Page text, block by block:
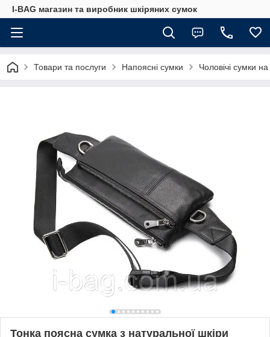
I-BAG магазин та виробник шкіряних сумок
Товари та послуги Напоясні сумки Чоловічі сумки
Тонка поясна сумка з натуральної шкіри